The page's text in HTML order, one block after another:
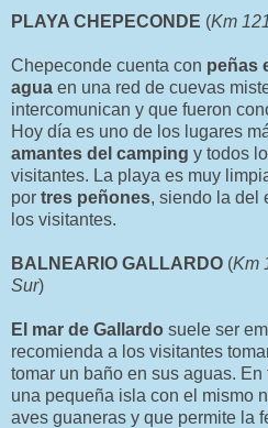
PLAYA CHEPECONDE (Km
Chepeconde cuenta con peñas
agua en una red de cuevas
intercomunican y que fueron
Hoy día es uno de los lugares
amantes del camping y todos
visitantes. La playa es muy
por tres peñones, siendo la del
los visitantes.
BALNEARIO GALLARDO (Km
Sur)
El mar de Gallardo suele ser
recomienda a los visitantes
tomar un baño en sus aguas.
una pequeña isla con el mismo
aves guaneras y que permite la